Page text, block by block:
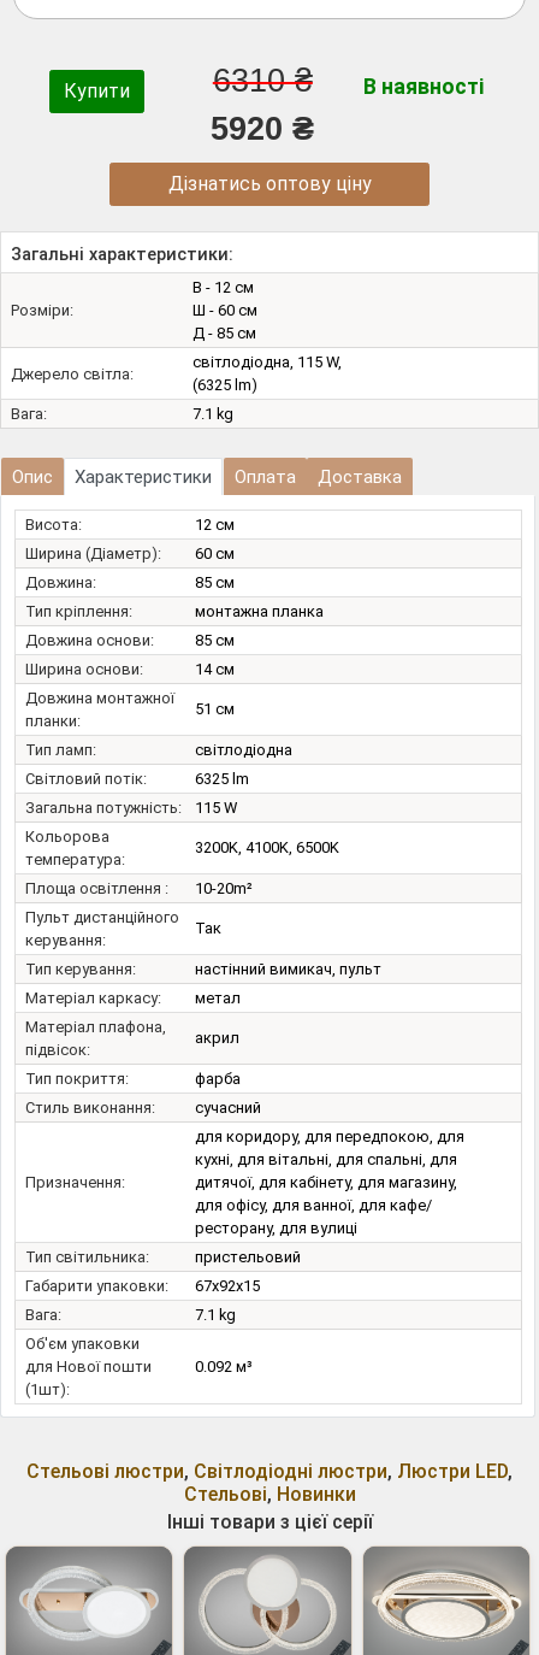
Купити
6310 ₴
5920 ₴
В наявності
Дізнатись оптову ціну
Загальні характеристики:
Розміри:
В - 12 см
Ш - 60 см
Д - 85 см
Джерело світла:
світлодіодна, 115 W,
(6325 lm)
Вага:
7.1 kg
Опис Характеристики Оплата Доставка
Висота:
12 см
Ширина (Діаметр):
60 см
Довжина:
85 см
Тип кріплення:
монтажна планка
Довжина основи:
85 см
Ширина основи:
14 см
Довжина монтажної
планки:
51 см
Тип ламп:
світлодіодна
Світловий потік:
6325 lm
Загальна потужність:
115 W
Кольорова
температура:
3200K, 4100K, 6500K
Площа освітлення :
10-20m²
Пульт дистанційного
керування:
Так
Тип керування:
настінний вимикач, пульт
Матеріал каркасу:
метал
Матеріал плафона,
підвісок:
акрил
Тип покриття:
фарба
Стиль виконання:
сучасний
Призначення:
для коридору, для передпокою, для
кухні, для вітальні, для спальні, для
дитячої, для кабінету, для магазину,
для офісу, для ванної, для кафе/
ресторану, для вулиці
Тип світильника:
пристельовий
Габарити упаковки:
67x92x15
Вага:
7.1 kg
Об'єм упаковки
для Нової пошти
(1шт):
0.092 м³
Стельові люстри, Світлодіодні люстри, Люстри LED,
Стельові, Новинки
Інші товари з цієї серії